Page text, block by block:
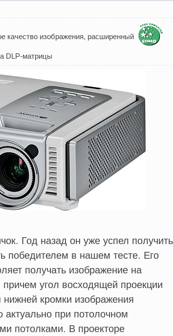
качество изображения, расширенный
DLP-матрицы
Год назад он уже успел получить
победителем в нашем тесте. Его
получать изображение на
угол восходящей проекции
кромки изображения
актуально при потолочном
потолками. В проекторе